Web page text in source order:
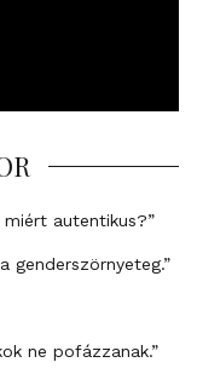
autentikus?”
genderszörnyeteg.”
ne pofázzanak.”